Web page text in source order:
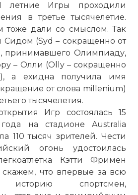
летние Игры проходили
в третье тысячелетие.
тоже дали со смыслом. Так
Сидом (Syd – сокращенно от
принимавшего Олимпиаду,
– Олли (Olly – сокращенно
а ехидна получила имя
от слова millenium)
тысячелетия.
Игр состоялась 15
на стадионе Australia
110 тысяч зрителей. Чести
огонь удостоилась
Кэтти Фримен
скажем, что впервые за всю
историю спортсмен,